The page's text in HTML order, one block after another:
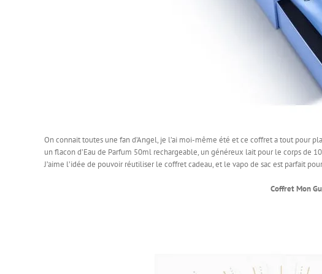
On connait toutes une fan d’Angel, je l’ai moi-même été et ce coffret a tout pour
un flacon d’Eau de Parfum 50ml rechargeable, un généreux lait pour le corps de
J’aime l’idée de pouvoir réutiliser le coffret cadeau, et le vapo de sac est parfait
Coffret Mon